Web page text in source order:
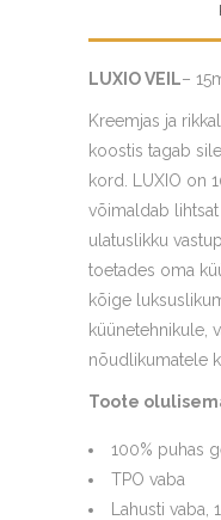
LUXIO VEIL–
Kreemjas ja
koostis tagab
kord. LUXIO on
võimaldab
ulatuslikku
toetades oma
kõige
küünetehnikule,
nõudlikumatele
Toote
100% puhas
TPO vaba
Lahusti vaba,